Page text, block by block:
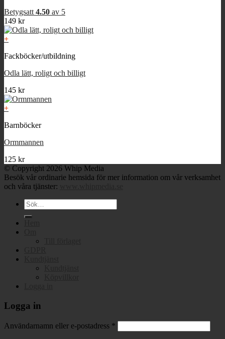
Betygsatt 4.50 av 5
149 kr
+
Fackböcker/utbildning
Odla lätt, roligt och billigt
145 kr
+
Barnböcker
Ormmannen
125 kr
© Copyright 2026 Whip Media
Besök vår ordinarie hemsida för mer information om vår verksamhet
och våra tjänster:
Sök
efter:
Logga in
Användarnamn eller e-postadress *